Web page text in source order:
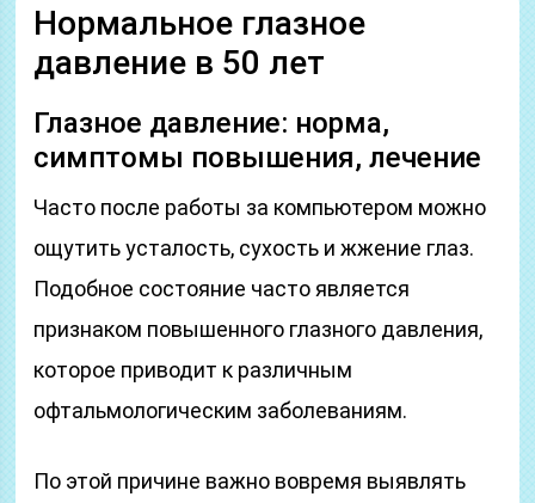
Нормальное глазное
давление в 50 лет
Глазное давление: норма,
симптомы повышения, лечение
Часто после работы за компьютером можно
ощутить усталость, сухость и жжение глаз.
Подобное состояние часто является
признаком повышенного глазного давления,
которое приводит к различным
офтальмологическим заболеваниям.
По этой причине важно вовремя выявлять